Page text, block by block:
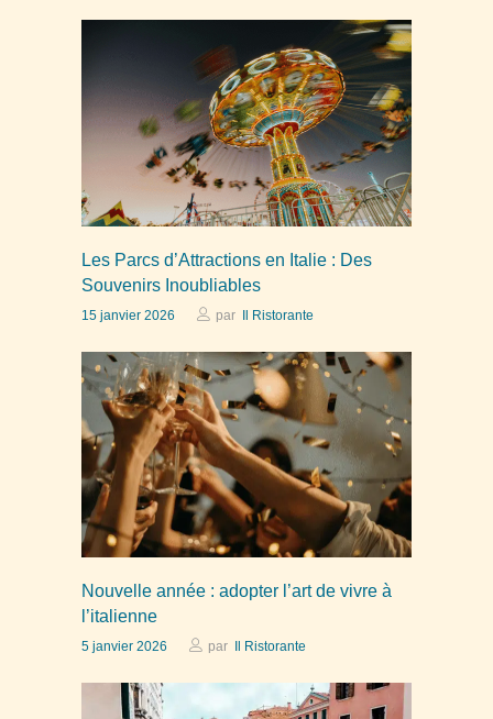
Les Parcs d’Attractions en Italie : Des
Souvenirs Inoubliables
15 janvier 2026 par Il Ristorante
Nouvelle année : adopter l’art de vivre à
l’italienne
5 janvier 2026 par Il Ristorante